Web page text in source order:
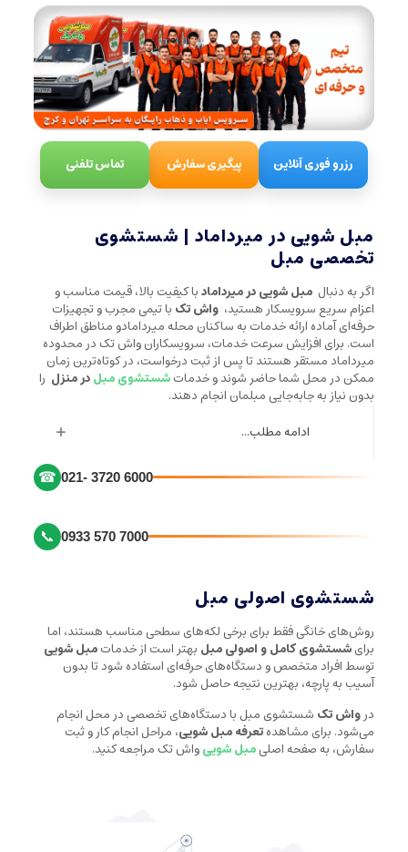
رزرو فوری آنلاین پیگیری سفارش تماس تلفنی
مبل شویی در میرداماد | شستشوی
تخصصی مبل
اگر به دنبال مبل شویی در میردامادبا کیفیت بالا، قیمت مناسب و
اعزام سریع سرویسکار هستید، واش تک با تیمی مجرب و تجهیزات
حرفه‌ای آماده ارائه خدمات به ساکنان محله میردامادو مناطق اطراف
است. برای افزایش سرعت خدمات، سرویسکاران واش تک در محدوده
میرداماد مستقر هستند تا پس از ثبت درخواست، در کوتاه‌ترین زمان
ممکن در محل شما حاضر شوند و خدماتشستشوی مبلدر منزل را
بدون نیاز به جابه‌جایی مبلمان انجام دهند.
ادامه مطلب...
☎ 021- 3720 6000
📞 0933 570 7000
شستشوی اصولی مبل
روش‌های خانگی فقط برای برخی لکه‌های سطحی مناسب هستند، اما
برایشستشوی کامل و اصولی مبل بهتر است از خدماتمبل شویی
توسط افراد متخصص و دستگاه‌های حرفه‌ای استفاده شود تا بدون
آسیب به پارچه، بهترین نتیجه حاصل شود.
درواش تک شستشوی مبل با دستگاه‌های تخصصی در محل انجام
می‌شود. برای مشاهدهتعرفه مبل شویی، مراحل انجام کار و ثبت
سفارش، به صفحه اصلیمبل شوییواش تک مراجعه کنید.